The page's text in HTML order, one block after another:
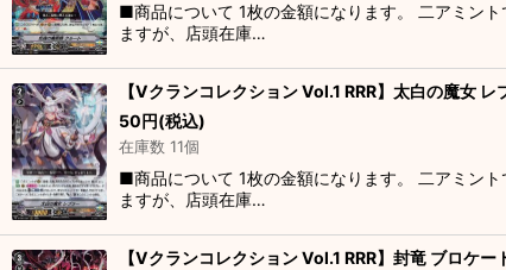
■商品について 1枚の金額になります。 二アミン
ますが、店頭在庫…
【Vクランコレクション Vol.1 RRR】太白の魔女
50円(税込)
在庫数 11個
■商品について 1枚の金額になります。 二アミン
ますが、店頭在庫…
【Vクランコレクション Vol.1 RRR】封竜 ブロ